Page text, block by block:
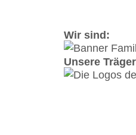
Wir sind:
Unsere